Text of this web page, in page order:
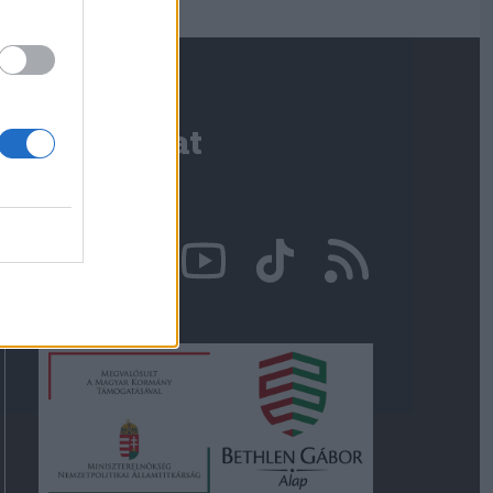
Kapcsolat